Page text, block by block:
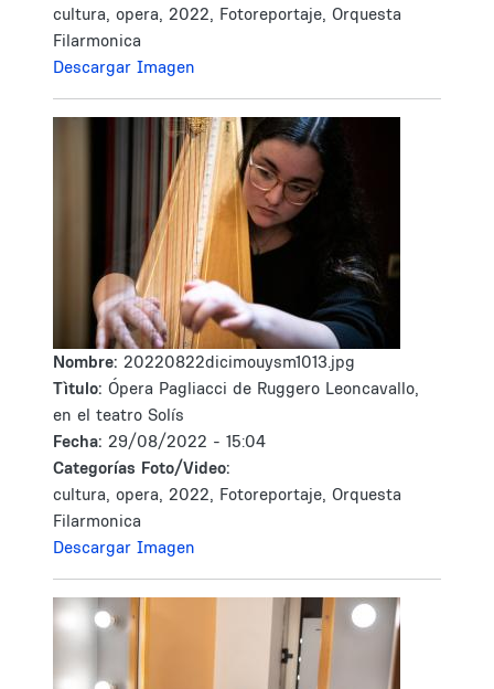
cultura, opera, 2022, Fotoreportaje, Orquesta
Filarmonica
Descargar Imagen
Nombre: 20220822dicimouysm1013.jpg
Tìtulo: Ópera Pagliacci de Ruggero Leoncavallo,
en el teatro Solís
Fecha: 29/08/2022 - 15:04
Categorías Foto/Video:
cultura, opera, 2022, Fotoreportaje, Orquesta
Filarmonica
Descargar Imagen